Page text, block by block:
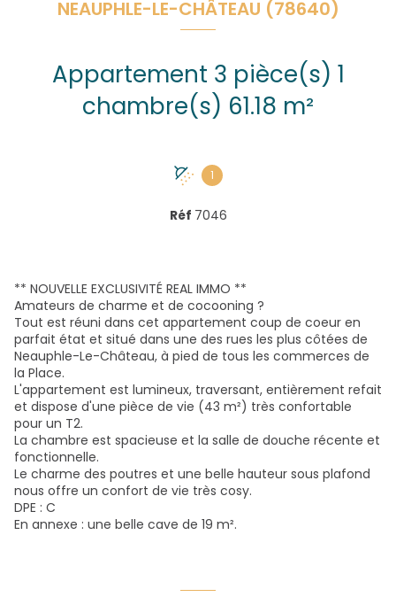
NEAUPHLE-LE-CHÂTEAU (78640)
Appartement 3 pièce(s) 1
chambre(s) 61.18 m²
1
Réf 7046
** NOUVELLE EXCLUSIVITÉ REAL IMMO **
Amateurs de charme et de cocooning ?
Tout est réuni dans cet appartement coup de coeur en
parfait état et situé dans une des rues les plus côtées de
Neauphle-Le-Château, à pied de tous les commerces de
la Place.
L'appartement est lumineux, traversant, entièrement refait
et dispose d'une pièce de vie (43 m²) très confortable
pour un T2.
La chambre est spacieuse et la salle de douche récente et
fonctionnelle.
Le charme des poutres et une belle hauteur sous plafond
nous offre un confort de vie très cosy.
DPE : C
En annexe : une belle cave de 19 m².